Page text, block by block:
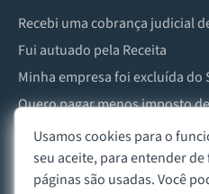
Recebi uma cobrança judicial
Fui autuado pela Receita
Minha empresa foi excluída do
Quero pagar menos imposto
Preciso lidar com imposto de
Usamos cookies para o
seu aceite, para entender
páginas são usadas. Você